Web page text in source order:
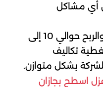
أي مشاكل
تشكل المصاريف الإدارية والربح حوالي 10 إلى
تكاليف
بشكل متوازن.
اسطح بجازان